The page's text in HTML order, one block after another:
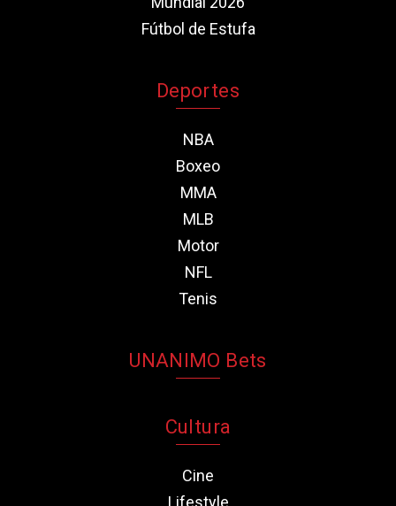
Fútbol de Estufa
Deportes
NBA
Boxeo
MMA
MLB
Motor
NFL
Tenis
UNANIMO Bets
Cultura
Cine